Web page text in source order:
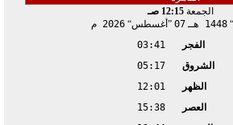
الجمعة 12:15 صـ
1448 هـ 07 أغسطس 2026 م
الفجر
03:41
الشروق
05:17
الظهر
12:01
العصر
15:38